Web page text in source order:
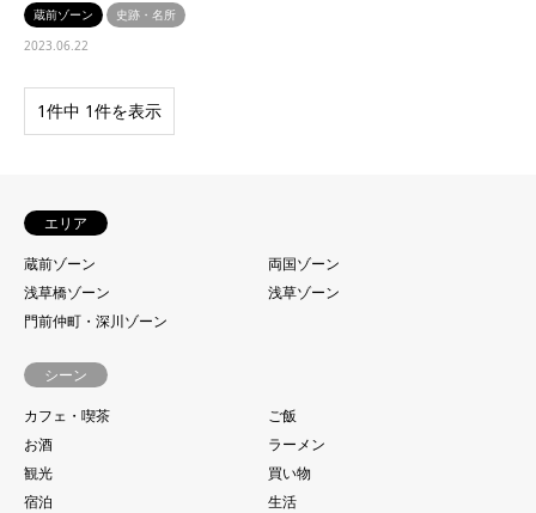
蔵前ゾーン
史跡・名所
2023.06.22
1件中 1件を表示
エリア
蔵前ゾーン
両国ゾーン
浅草橋ゾーン
浅草ゾーン
門前仲町・深川ゾーン
シーン
カフェ・喫茶
ご飯
お酒
ラーメン
観光
買い物
宿泊
生活